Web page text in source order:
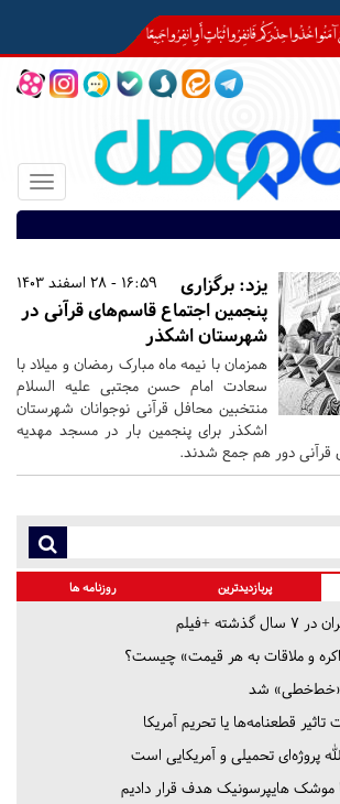
Toggle
16:59 - 28 اسفند 1403 یزد: برگزاری
پنجمین اجتماع قاسم‌های قرآنی در
شهرستان اشکذر
همزمان با نیمه ماه مبارک رمضان و میلاد با
سعادت امام حسن مجتبی علیه السلام
منتخبین محافل قرآنی نوجوانان شهرستان
اشکذر برای پنجمین بار در مسجد مهدیه
قرآنی دور هم جمع شدند.
پربازدیدترین روزنامه ها
+فیلم
و ملاقات به هر قیمت» چیست؟
«خط‌خطی» شد
تاثیر قطعنامه‌ها یا تحریم‌ آمریکا
پروژه‌ای تحمیلی و آمریکایی است
موشک هایپرسونیک هدف قرار دادیم